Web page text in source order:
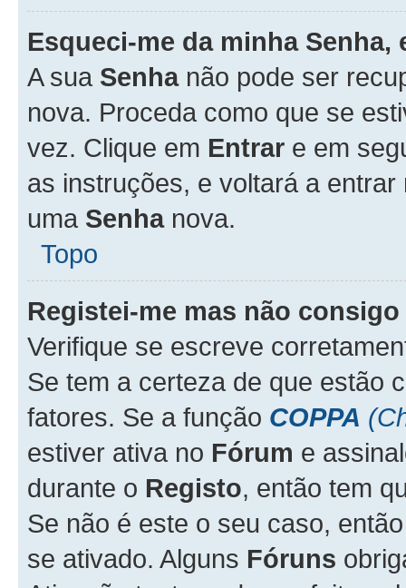
Esqueci-me da minha Senha,
A sua Senhanão pode ser
nova. Proceda como que se
vez. Clique em Entrar e em
as instruções, e voltará a
uma Senhanova.
Topo
Registei-me mas não
Verifique se escreve
Se tem a certeza de que estão
fatores. Se a função COPPA
estiver ativa no Fórum e
durante o Registo, então tem
Se não é este o seu caso,
se ativado. Alguns Fóruns